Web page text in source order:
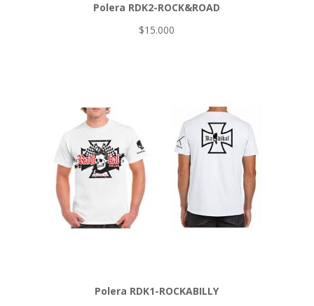
Polera RDK2-ROCK&ROAD
$15.000
Polera RDK1-ROCKABILLY